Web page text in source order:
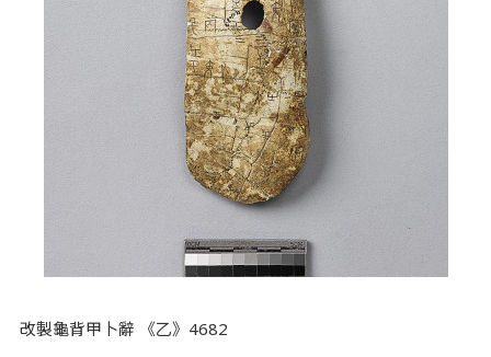
改製龜背甲卜辭 《乙》4682